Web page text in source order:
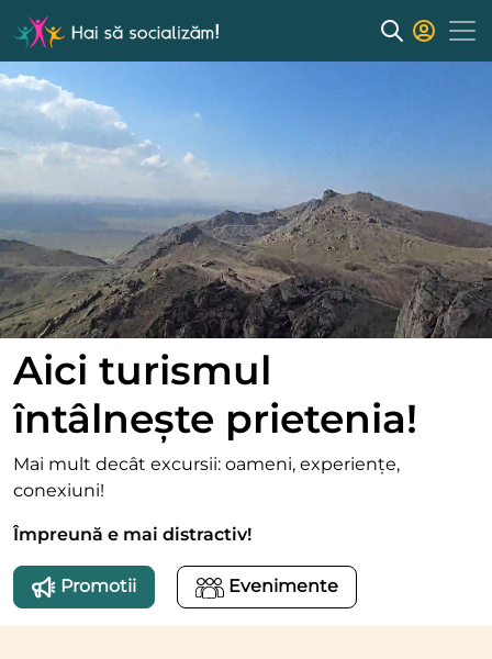
Aici turismul
întâlnește prietenia!
Mai mult decât excursii: oameni, experiențe,
conexiuni!
Împreună e mai distractiv!
Promotii Evenimente